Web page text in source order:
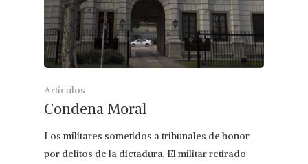
Articulos
Condena Moral
Los militares sometidos a tribunales de honor
por delitos de la dictadura. El militar retirado